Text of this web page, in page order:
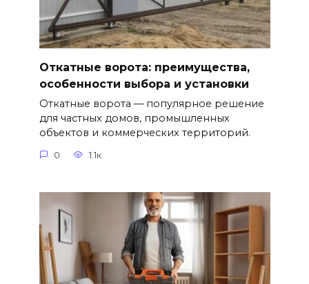
Откатные ворота: преимущества,
особенности выбора и установки
Откатные ворота — популярное решение
для частных домов, промышленных
объектов и коммерческих территорий.
0 1.1к.